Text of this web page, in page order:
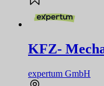
KFZ-
expertum GmbH